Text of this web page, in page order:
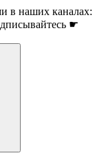
в наших каналах:
☛